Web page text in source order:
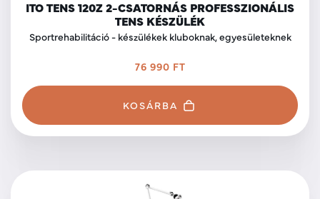
ITO TENS 120Z 2-CSATORNÁS PROFESSZIONÁLIS
TENS KÉSZÜLÉK
Sportrehabilitáció - készülékek kluboknak, egyesületeknek
76 990 FT
KOSÁRBA